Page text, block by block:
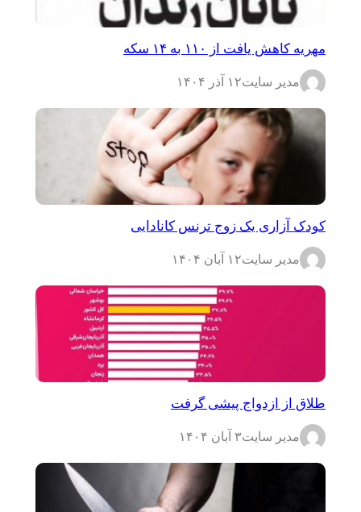
مهریه کاهش یافت از ۱۱۰ به ۱۴ سکه
مدیر سایت۱۲ آذر ۱۴۰۴
کودک آزاری یک زوج ترنس کانادایی
مدیر سایت۱۲ آبان ۱۴۰۴
طلاق از ازدواج پیشی گرفت
مدیر سایت۳ آبان ۱۴۰۴